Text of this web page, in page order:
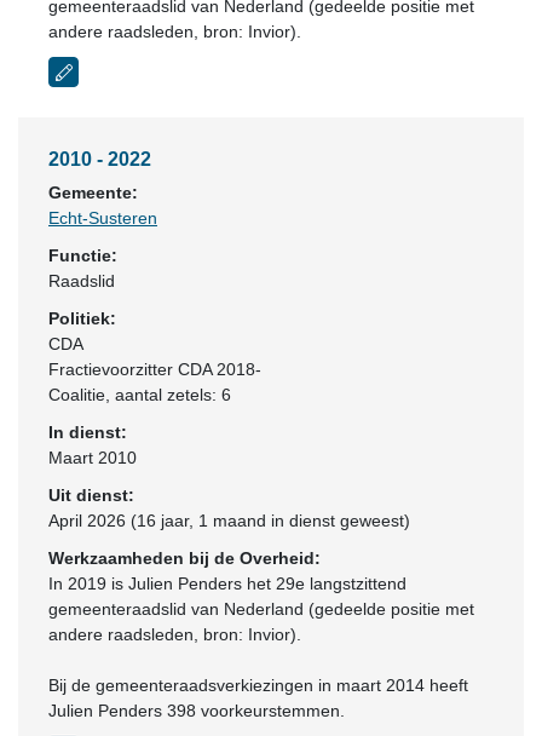
gemeenteraadslid van Nederland (gedeelde positie met
andere raadsleden, bron: Invior).
2010 - 2022
Gemeente:
Echt-Susteren
Functie:
Raadslid
Politiek:
CDA
Fractievoorzitter CDA 2018-
Coalitie , aantal zetels: 6
In dienst:
Maart 2010
Uit dienst:
April 2026 (16 jaar, 1 maand in dienst geweest)
Werkzaamheden bij de Overheid:
In 2019 is Julien Penders het 29e langstzittend
gemeenteraadslid van Nederland (gedeelde positie met
andere raadsleden, bron: Invior).
Bij de gemeenteraadsverkiezingen in maart 2014 heeft
Julien Penders 398 voorkeurstemmen.